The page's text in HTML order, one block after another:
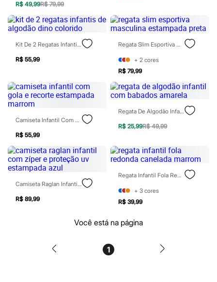
Sungas
Bluey
Disney
Homem Aranha
Minecraft
Naruto
Sonic
Stitch
Beleza
Kits
Perfumes árabes
Novidades
Cabelos
Escovas e Pentes
Finalizadores
Shampoo
Cuidados com o corpo
Hidratante
Protetor solar
Cuidados com o rosto
Protetor solar
R$ 49,99R$ 79,99
Kit De 2 Regatas Infantis De Algodão Dino Colorido
R$ 55,99
Regata Slim Esportiva Masculina Estampada Preta
+ 2 cores
R$ 79,99
Camiseta Infantil Com Gola E Recorte Estampada Marrom
R$ 55,99
Regata De Algodão Infantil Com Babados Amarela
R$ 25,99R$ 49,99
Camiseta Raglan Infantil Com Zíper E Proteção Uv Estampada Azul
R$ 89,99
Regata Infantil Fola Redonda Canelada Marrom
+ 3 cores
R$ 39,99
Você está na página
1